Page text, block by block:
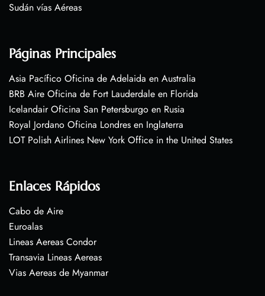
Sudán vías Aéreas
Páginas Principales
Asia Pacífico Oficina de Adelaida en Australia
BRB Aire Oficina de Fort Lauderdale en Florida
Icelandair Oficina San Petersburgo en Rusia
Royal Jordano Oficina Londres en Inglaterra
LOT Polish Airlines New York Office in the United States
Enlaces Rápidos
Cabo de Aire
Euroalas
Lineas Aereas Condor
Transavia Lineas Aereas
Vias Aereas de Myanmar